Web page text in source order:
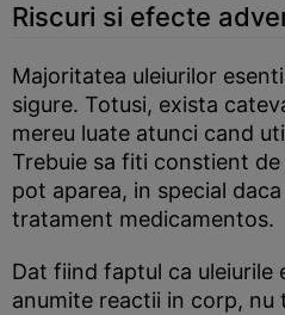
Riscuri si efecte
Majoritatea uleiurilor
sigure. Totusi, exista
mereu luate atunci cand
Trebuie sa fiti constient
pot aparea, in special
tratament medicamentos.
Dat fiind faptul ca uleiurile
anumite reactii in corp, nu